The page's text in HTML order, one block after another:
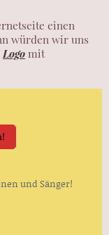
einen
würden wir uns
Logomit
und Sänger!